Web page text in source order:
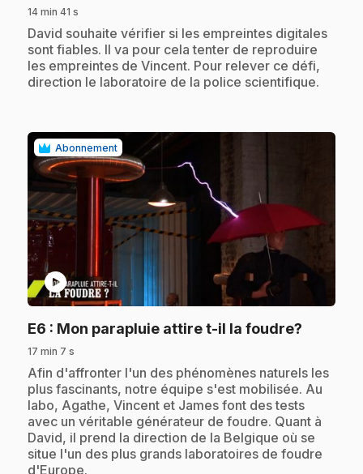
14 min 41 s
.David souhaite vérifier si les empreintes digitales
sont fiables. Il va pour cela tenter de reproduire
les empreintes de Vincent. Pour relever ce défi,
direction le laboratoire de la police scientifique.
Abonnement
play_circle
E6 : Mon parapluie attire t-il la foudre?
17 min 7 s
.Afin d'affronter l'un des phénomènes naturels les
plus fascinants, notre équipe s'est mobilisée. Au
labo, Agathe, Vincent et James font des tests
avec un véritable générateur de foudre. Quant à
David, il prend la direction de la Belgique où se
situe l'un des plus grands laboratoires de foudre
d'Europe.